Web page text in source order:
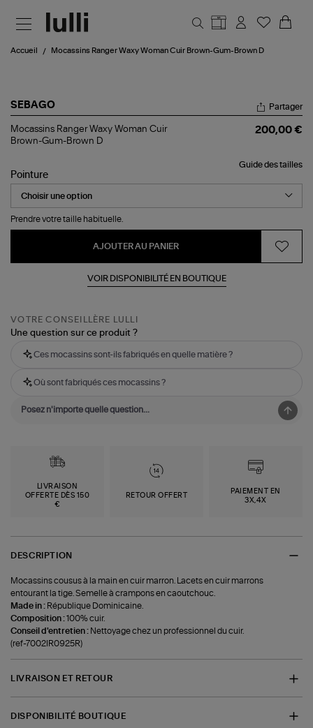
Accueil Mocassins Ranger Waxy Woman Cuir Brown-Gum-Brown D
SEBAGO
Mocassins
Ranger
Cuir
Brown-
Gum-
D
Partager
Mocassins Ranger Waxy Woman Cuir
Brown-Gum-Brown D
200,00 €
Guide des tailles
Pointure
Prendre votre taille habituelle.
AJOUTER AU PANIER
VOIR DISPONIBILITÉ EN BOUTIQUE
VOTRE CONSEILLÈRE LULLI
Une question sur ce produit ?
Ces mocassins sont-ils fabriqués en quelle matière ?
Où sont fabriqués ces mocassins ?
LIVRAISON
OFFERTE DÈS 150
€
RETOUR OFFERT
PAIEMENT EN
3X,4X
DESCRIPTION
Mocassins cousus à la main en cuir marron. Lacets en cuir marrons
entourant la tige. Semelle à crampons en caoutchouc.
Made in : République Dominicaine.
Composition :100% cuir.
Conseil d'entretien : Nettoyage chez un professionnel du cuir.
(ref-7002IR0925R)
LIVRAISON ET RETOUR
DISPONIBILITÉ BOUTIQUE